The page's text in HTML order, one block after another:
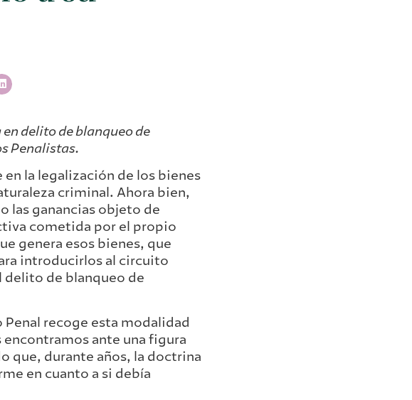
delito de blanqueo de
Penalistas.
la legalización de los bienes
criminal. Ahora bien,
las ganancias objeto de
cometida por el propio
genera esos bienes, que
introducirlos al circuito
de blanqueo de
Penal recoge esta modalidad
ante una figura
que, durante años, la doctrina
en cuanto a si debía